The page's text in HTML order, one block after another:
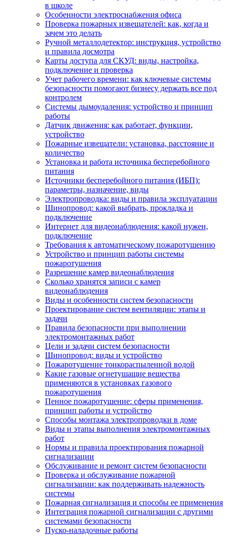
в школе
Особенности электроснабжения офиса
Проверка пожарных извещателей: как, когда и
зачем это делать
Ручной металлодетектор: инструкция, устройство
и правила досмотра
Карты доступа для СКУД: виды, настройка,
подключение и проверка
Учет рабочего времени: как ключевые системы
безопасности помогают бизнесу держать все под
контролем
Системы дымоудаления: устройство и принцип
работы
Датчик движения: как работает, функции,
устройство
Пожарные извещатели: установка, расстояние и
количество
Установка и работа источника бесперебойного
питания
Источники бесперебойного питания (ИБП):
параметры, назначение, виды
Электропроводка: виды и правила эксплуатации
Шинопровод: какой выбрать, прокладка и
подключение
Интернет для видеонаблюдения: какой нужен,
подключение
Требования к автоматическому пожаротушению
Устройство и принцип работы системы
пожаротушения
Разрешение камер видеонаблюдения
Сколько хранятся записи с камер
видеонаблюдения
Виды и особенности систем безопасности
Проектирование систем вентиляции: этапы и
задачи
Правила безопасности при выполнении
электромонтажных работ
Цели и задачи систем безопасности
Шинопровод: виды и устройство
Пожаротушение тонкораспыленной водой
Какие газовые огнетушащие вещества
применяются в установках газового
пожаротушения
Пенное пожаротушение: сферы применения,
принцип работы и устройство
Способы монтажа электропроводки в доме
Виды и этапы выполнения электромонтажных
работ
Нормы и правила проектирования пожарной
сигнализации
Обслуживание и ремонт систем безопасности
Проверка и обслуживание пожарной
сигнализации: как поддерживать надежность
системы
Пожарная сигнализация и способы ее применения
Интеграция пожарной сигнализации с другими
системами безопасности
Пуско-наладочные работы